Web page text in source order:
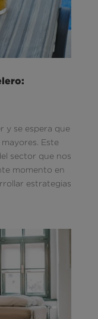
y se espera que
Este
sector que nos
momento en
estrategias